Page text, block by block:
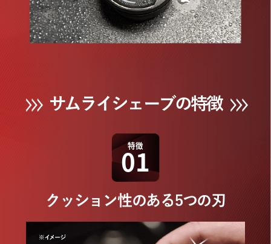
サムライシェーブの特徴
特徴
01
クッション性のある5つの刃